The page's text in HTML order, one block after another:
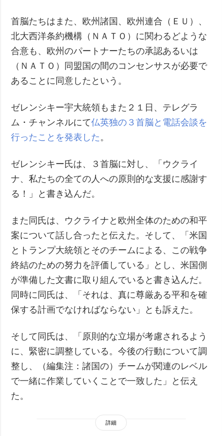
首脳たちはまた、欧州諸国、欧州連合（ＥＵ）、
北大西洋条約機構（ＮＡＴＯ）に関わるどような
合意も、欧州のパートナーたちの承認あるいは
（ＮＡＴＯ）同盟国の間のコンセンサスが必要で
あることに同意したという。
ゼレンシキー宇大統領もまた２１日、テレグラ
ム・チャンネルにて仏英独の３首脳と電話会談を
行ったことを発表した 。
ゼレンシキー氏は、３首脳に対し、「ウクライ
ナ、私たちの全ての人への原則的な支援に感謝す
る！」と書き込んだ。
また同氏は、ウクライナと欧州全体のための和平
案について話し合ったと伝えた。そして、「米国
とトランプ大統領とそのチームによる、この戦争
終結のための努力を評価している」とし、米国側
が準備した文書に取り組んでいると書き込んだ。
同時に同氏は、「それは、真に尊厳ある平和を確
保する計画でなければならない」とも訴えた。
そして同氏は、「原則的な立場が考慮されるよう
に、緊密に調整している。今後の行動について調
整し、（編集注：諸国の）チームが関連のレベル
で一緒に作業していくことで一致した」と伝え
た。
詳細